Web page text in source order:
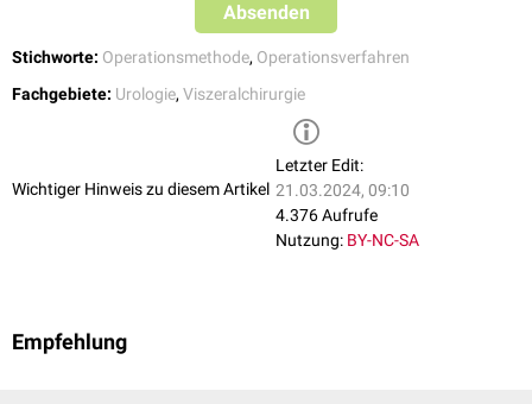
Absenden
Stichworte: Operationsmethode, Operationsverfahren
Fachgebiete: Urologie, Viszeralchirurgie
Wichtiger Hinweis zu diesem Artikel
Letzter Edit:
21.03.2024, 09:10
4.376 Aufrufe
Nutzung: BY-NC-SA
Empfehlung